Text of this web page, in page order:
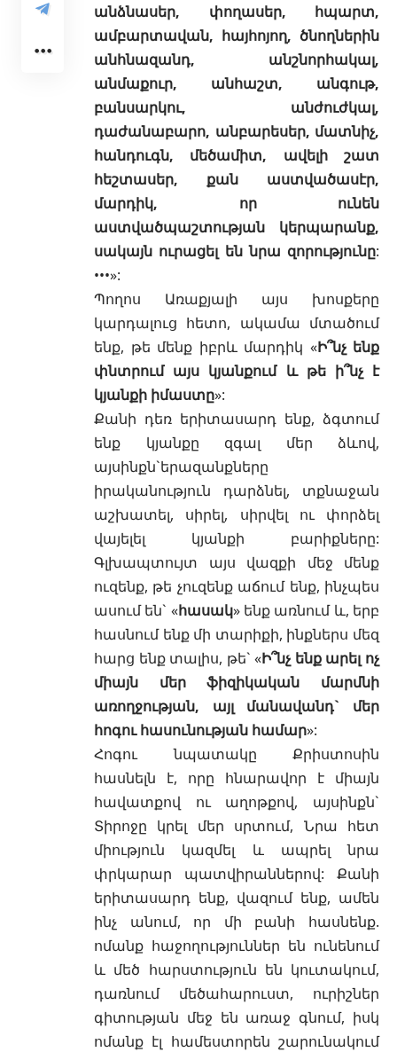
անձնասեր, փողասեր, հպարտ,
ամբարտավան, հայհոյող, ծնողներին
անհնազանդ, անշնորհակալ,
անմաքուր, անհաշտ, անգութ,
բանսարկու, անժուժկալ,
դաժանաբարո, անբարեսեր, մատնիչ,
հանդուգն, մեծամիտ, ավելի շատ
հեշտասեր, քան աստվածասէր,
մարդիկ, որ ունեն
աստվածպաշտության կերպարանք,
սակայն ուրացել են նրա զորությունը:
•••»:
Պողոս Առաքյալի այս խոսքերը
կարդալուց հետո, ակամա մտածում
ենք, թե մենք իբրև մարդիկ «Ի՞նչ ենք
փնտրում այս կյանքում և թե ի՞նչ է
կյանքի իմաստը»:
Քանի դեռ երիտասարդ ենք, ձգտում
ենք կյանքը զգալ մեր ձևով,
այսինքն`երազանքները
իրականություն դարձնել, տքնաջան
աշխատել, սիրել, սիրվել ու փորձել
վայելել կյանքի բարիքները:
Գլխապտույտ այս վազքի մեջ մենք
ուզենք, թե չուզենք աճում ենք, ինչպես
ասում են` «հասակ» ենք առնում և, երբ
հասնում ենք մի տարիքի, ինքներս մեզ
հարց ենք տալիս, թե` «Ի՞նչ ենք արել ոչ
միայն մեր ֆիզիկական մարմնի
առողջության, այլ մանավանդ` մեր
հոգու հասունության համար»:
Հոգու նպատակը Քրիստոսին
հասնելն է, որը հնարավոր է միայն
հավատքով ու աղոթքով, այսինքն`
Տիրոջը կրել մեր սրտում, Նրա հետ
միություն կազմել և ապրել նրա
փրկարար պատվիրաններով: Քանի
երիտասարդ ենք, վազում ենք, ամեն
ինչ անում, որ մի բանի հասնենք.
ոմանք հաջողություններ են ունենում
և մեծ հարստություն են կուտակում,
դառնում մեծահարուստ, ուրիշներ
գիտության մեջ են առաջ գնում, իսկ
ոմանք էլ համեստորեն շարունակում